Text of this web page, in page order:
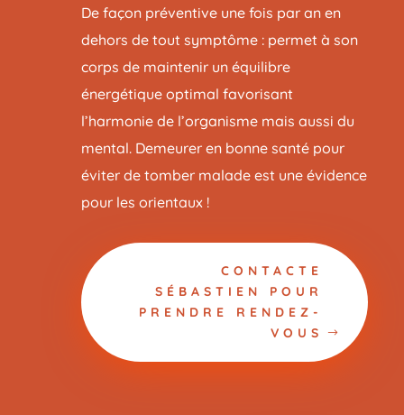
De façon préventive une fois par an en
dehors de tout symptôme : permet à son
corps de maintenir un équilibre
énergétique optimal favorisant
l’harmonie de l’organisme mais aussi du
mental. Demeurer en bonne santé pour
éviter de tomber malade est une évidence
pour les orientaux !
CONTACTE
SÉBASTIEN POUR
PRENDRE RENDEZ-
VOUS